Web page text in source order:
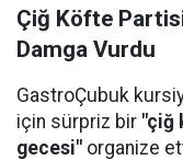
Çiğ Köfte
Damga Vurdu
GastroÇubuk
için sürpriz bir "çiğ
gecesi" organize